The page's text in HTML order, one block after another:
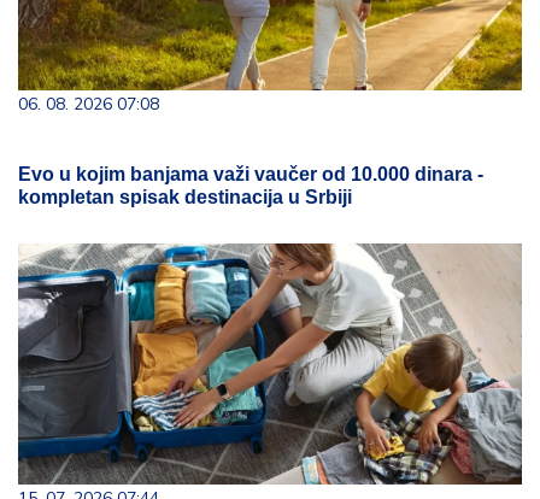
06. 08. 2026 07:08
Evo u kojim banjama važi vaučer od 10.000 dinara -
kompletan spisak destinacija u Srbiji